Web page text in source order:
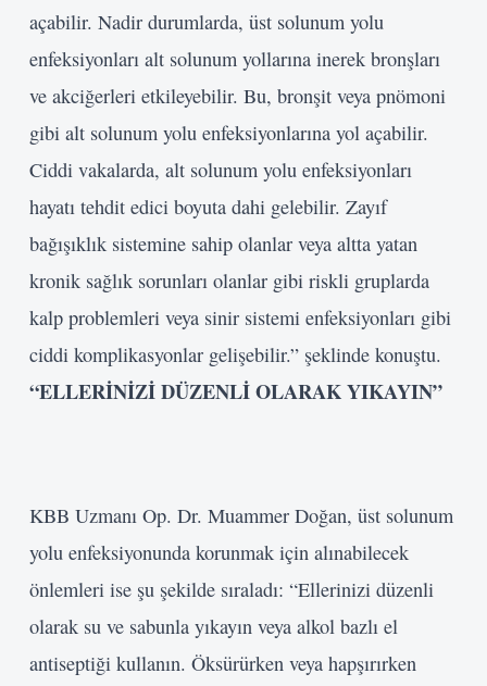
açabilir. Nadir durumlarda, üst solunum yolu
enfeksiyonları alt solunum yollarına inerek bronşları
ve akciğerleri etkileyebilir. Bu, bronşit veya pnömoni
gibi alt solunum yolu enfeksiyonlarına yol açabilir.
Ciddi vakalarda, alt solunum yolu enfeksiyonları
hayatı tehdit edici boyuta dahi gelebilir. Zayıf
bağışıklık sistemine sahip olanlar veya altta yatan
kronik sağlık sorunları olanlar gibi riskli gruplarda
kalp problemleri veya sinir sistemi enfeksiyonları gibi
ciddi komplikasyonlar gelişebilir.” şeklinde konuştu.
“ELLERİNİZİ DÜZENLİ OLARAK YIKAYIN”
KBB Uzmanı Op. Dr. Muammer Doğan, üst solunum
yolu enfeksiyonunda korunmak için alınabilecek
önlemleri ise şu şekilde sıraladı: “Ellerinizi düzenli
olarak su ve sabunla yıkayın veya alkol bazlı el
antiseptiği kullanın. Öksürürken veya hapşırırken